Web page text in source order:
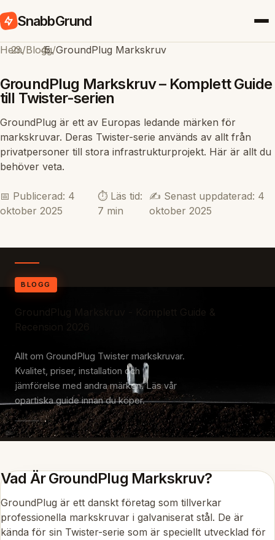
SnabbGrund
Hem/Blogg/GroundPlug Markskruv
GroundPlug Markskruv – Komplett Guide
till Twister-serien
GroundPlug är ett av Europas ledande märken för
markskruvar. Deras Twister-serie används av allt från
privatpersoner till stora infrastrukturprojekt. Här är allt du
behöver veta.
📅 Publicerad: 4
oktober 2025
⏱️ Läs tid:
7 min
✍️ Senast uppdaterad: 4
oktober 2025
BLOGG
GroundPlug Markskruv - Komplett Guide &
Recension 2026
Allt om GroundPlug Twister markskruvar.
Kvalitet, priser, installation och
jämförelse med andra märken. Läs vår
opartiska guide innan du köper.
Vad Är GroundPlug Markskruv?
GroundPlug är ett danskt företag som tillverkar
professionella markskruvar i galvaniserat stål. De är
kända för sin Twister-serie som är speciellt utvecklad för